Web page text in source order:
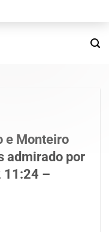
e Monteiro
admirado por
11:24 –